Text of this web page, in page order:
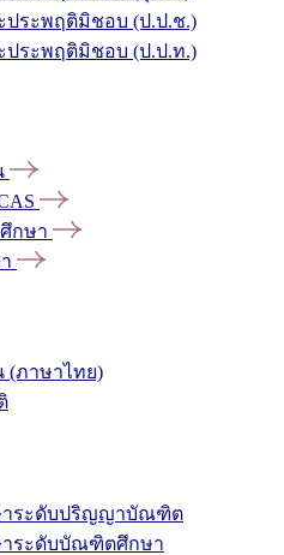
ประพฤติมิชอบ (ป.ป.ช.)
ประพฤติมิชอบ (ป.ป.ท.)
กษา
(ภาษาไทย)
าระดับปริญญาบัณฑิต
าระดับบัณฑิตศึกษา